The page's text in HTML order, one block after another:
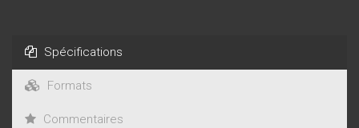
Spécifications
Formats
Commentaires